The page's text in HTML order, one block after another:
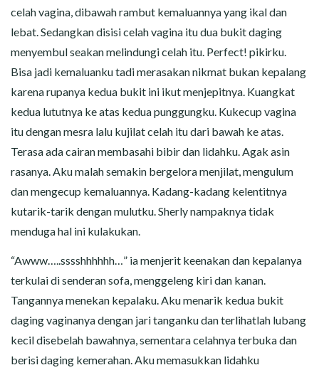
celah vagina, dibawah rambut kemaluannya yang ikal dan
lebat. Sedangkan disisi celah vagina itu dua bukit daging
menyembul seakan melindungi celah itu. Perfect! pikirku.
Bisa jadi kemaluanku tadi merasakan nikmat bukan kepalang
karena rupanya kedua bukit ini ikut menjepitnya. Kuangkat
kedua lututnya ke atas kedua punggungku. Kukecup vagina
itu dengan mesra lalu kujilat celah itu dari bawah ke atas.
Terasa ada cairan membasahi bibir dan lidahku. Agak asin
rasanya. Aku malah semakin bergelora menjilat, mengulum
dan mengecup kemaluannya. Kadang-kadang kelentitnya
kutarik-tarik dengan mulutku. Sherly nampaknya tidak
menduga hal ini kulakukan.
“Awww…..sssshhhhhh…” ia menjerit keenakan dan kepalanya
terkulai di senderan sofa, menggeleng kiri dan kanan.
Tangannya menekan kepalaku. Aku menarik kedua bukit
daging vaginanya dengan jari tanganku dan terlihatlah lubang
kecil disebelah bawahnya, sementara celahnya terbuka dan
berisi daging kemerahan. Aku memasukkan lidahku